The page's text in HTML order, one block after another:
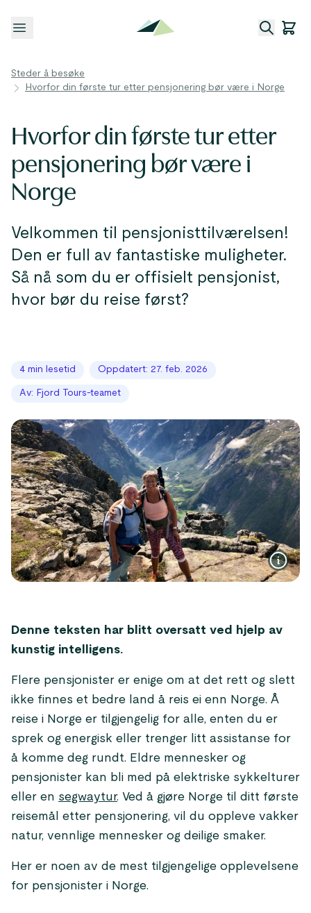
Åpne meny
Steder å besøke
Hvorfor din første tur etter pensjonering bør være i Norge
Hvorfor din første tur etter
pensjonering bør være i
Norge
Velkommen til pensjonisttilværelsen!
Den er full av fantastiske muligheter.
Så nå som du er offisielt pensjonist,
hvor bør du reise først?
4 min lesetid Oppdatert: 27. feb. 2026
Av: Fjord Tours-teamet
Denne teksten har blitt oversatt ved hjelp av
kunstig intelligens.
Flere pensjonister er enige om at det rett og slett
ikke finnes et bedre land å reis ei enn Norge. Å
reise i Norge er tilgjengelig for alle, enten du er
sprek og energisk eller trenger litt assistanse for
å komme deg rundt. Eldre mennesker og
pensjonister kan bli med på elektriske sykkelturer
eller en segwaytur. Ved å gjøre Norge til ditt første
reisemål etter pensjonering, vil du oppleve vakker
natur, vennlige mennesker og deilige smaker.
Her er noen av de mest tilgjengelige opplevelsene
for pensjonister i Norge.